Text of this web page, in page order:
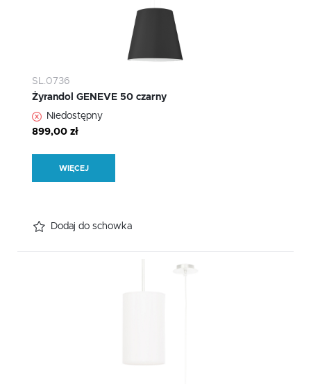
SL.0736
Żyrandol GENEVE 50 czarny
Niedostępny
899,00 zł
WIĘCEJ
Dodaj do schowka